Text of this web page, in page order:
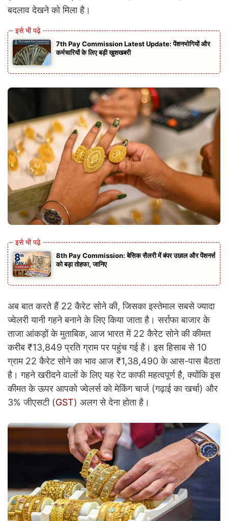
बदलाव देखने को मिला है।
7th Pay Commission Latest Update: पेंशनभोगियों और
कर्मचारियों के लिए बड़ी खुशखबरी
8th Pay Commission: बेसिक सैलरी में बंपर उछाल और पेंशनर्स
को बड़ा तोहफा, जानिए
अब बात करते हैं 22 कैरेट सोने की, जिसका इस्तेमाल सबसे ज्यादा
ज्वेलरी यानी गहने बनाने के लिए किया जाता है। सर्राफा बाजार के
ताजा आंकड़ों के मुताबिक, आज भारत में 22 कैरेट सोने की कीमत
करीब ₹13,849 प्रति ग्राम पर पहुंच गई है। इस हिसाब से 10
ग्राम 22 कैरेट सोने का भाव आज ₹1,38,490 के आस-पास बैठता
है। गहने खरीदने वालों के लिए यह रेट काफी महत्वपूर्ण है, क्योंकि इस
कीमत के ऊपर आपको ज्वेलर्स को मेकिंग चार्ज (गढ़ाई का खर्चा) और
3% जीएसटी (GST) अलग से देना होता है।